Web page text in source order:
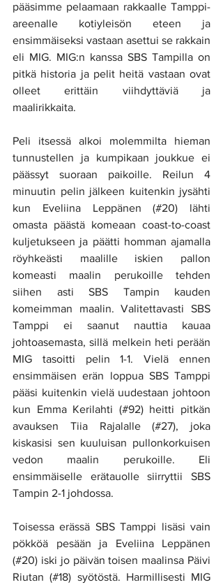
pääsimme pelaamaan rakkaalle Tamppi-
areenalle kotiyleisön eteen ja
ensimmäiseksi vastaan asettui se rakkain
eli MIG. MIG:n kanssa SBS Tampilla on
pitkä historia ja pelit heitä vastaan ovat
olleet erittäin viihdyttäviä ja
maalirikkaita.
Peli itsessä alkoi molemmilta hieman
tunnustellen ja kumpikaan joukkue ei
päässyt suoraan paikoille. Reilun 4
minuutin pelin jälkeen kuitenkin jysähti
kun Eveliina Leppänen (#20) lähti
omasta päästä komeaan coast-to-coast
kuljetukseen ja päätti homman ajamalla
röyhkeästi maalille iskien pallon
komeasti maalin perukoille tehden
siihen asti SBS Tampin kauden
komeimman maalin. Valitettavasti SBS
Tamppi ei saanut nauttia kauaa
johtoasemasta, sillä melkein heti perään
MIG tasoitti pelin 1-1. Vielä ennen
ensimmäisen erän loppua SBS Tamppi
pääsi kuitenkin vielä uudestaan johtoon
kun Emma Kerilahti (#92) heitti pitkän
avauksen Tiia Rajalalle (#27), joka
kiskasisi sen kuuluisan pullonkorkuisen
vedon maalin perukoille. Eli
ensimmäiselle erätauolle siirryttii SBS
Tampin 2-1 johdossa.
Toisessa erässä SBS Tamppi lisäsi vain
pökköä pesään ja Eveliina Leppänen
(#20) iski jo päivän toisen maalinsa Päivi
Riutan (#18) syötöstä. Harmillisesti MIG